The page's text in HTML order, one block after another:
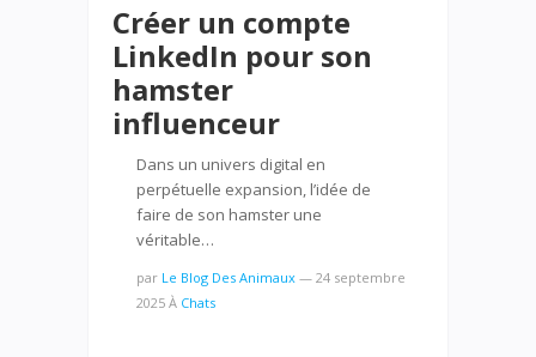
Créer un compte
LinkedIn pour son
hamster
influenceur
Dans un univers digital en
perpétuelle expansion, l’idée de
faire de son hamster une
véritable…
par Le Blog Des Animaux — 24 septembre
2025 À Chats